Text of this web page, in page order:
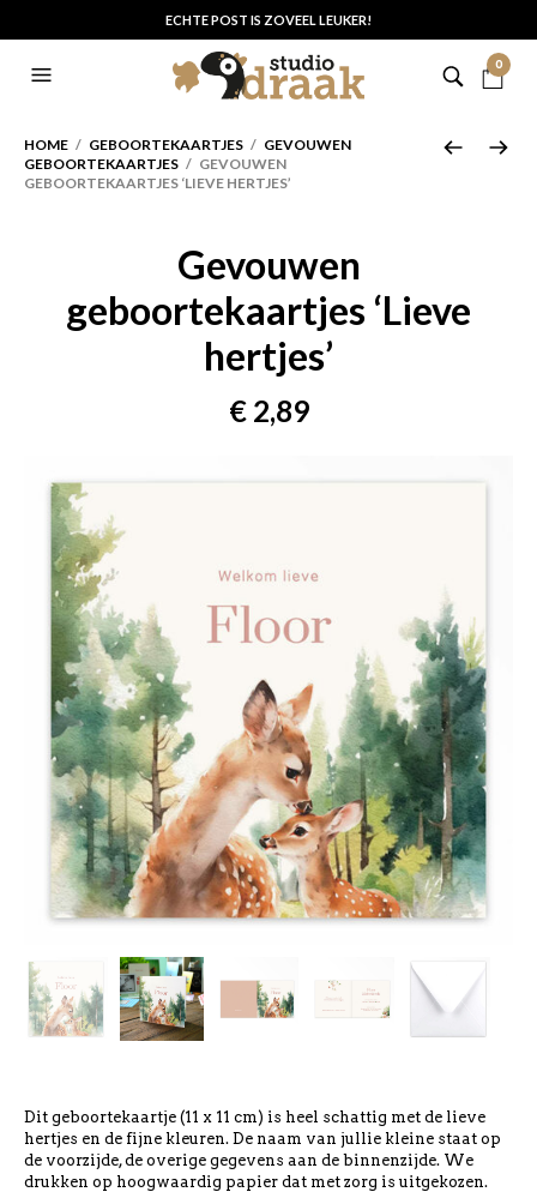
ECHTE POST IS ZOVEEL LEUKER!
0
HOME / GEBOORTEKAARTJES / GEVOUWEN
GEBOORTEKAARTJES / GEVOUWEN
GEBOORTEKAARTJES ‘LIEVE HERTJES’
Gevouwen
geboortekaartjes ‘Lieve
hertjes’
€2,89
Dit geboortekaartje (11 x 11 cm) is heel schattig met de lieve
hertjes en de fijne kleuren. De naam van jullie kleine staat op
de voorzijde, de overige gegevens aan de binnenzijde. We
drukken op hoogwaardig papier dat met zorg is uitgekozen.